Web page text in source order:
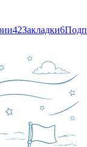
42Закладки6